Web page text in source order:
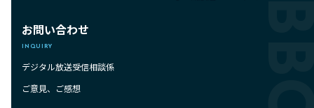
お問い合わせ
INQUIRY
デジタル放送受信相談係
ご意見、ご感想